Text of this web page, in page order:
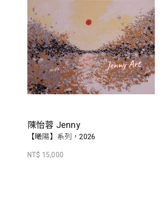
陳怡蓉 Jenny
【曦陽】系列，2026
NT$ 15,000